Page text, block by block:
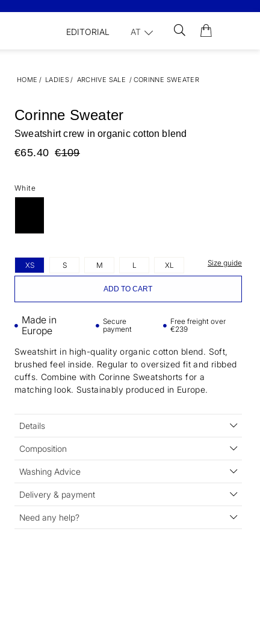
EDITORIAL AT
HOME / LADIES/ ARCHIVE SALE / CORINNE SWEATER
Corinne Sweater
Sweatshirt crew in organic cotton blend
€65.40 €109
White
XS S M L XL Size guide
ADD TO CART
Made in
Europe
Secure
payment
Free freight over
€239
Sweatshirt in high-quality organic cotton blend. Soft,
brushed feel inside. Regular to oversized fit and ribbed
cuffs. Combine with Corinne Sweatshorts for a
matching look. Sustainably produced in Europe.
Details
Composition
Washing Advice
Delivery & payment
Need any help?